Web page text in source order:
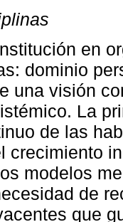
en
dominio
una visión
La
de las
crecimiento
modelos
de
que